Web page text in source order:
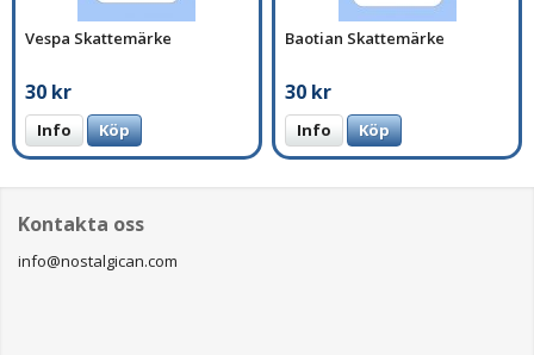
Vespa Skattemärke
30 kr
Info Köp
Baotian Skattemärke
30 kr
Info Köp
Kontakta oss
info@nostalgican.com